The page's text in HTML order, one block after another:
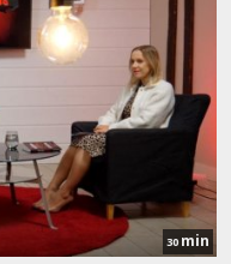
30 min